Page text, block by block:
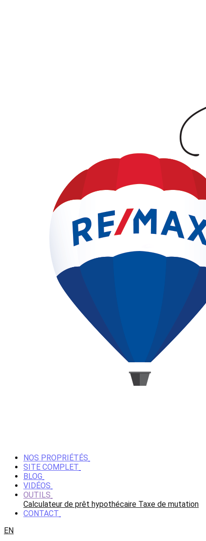
NOS PROPRIÉTÉS
SITE COMPLET
BLOG
VIDÉOS
OUTILS
Calculateur de prêt hypothécaire Taxe de mutation
CONTACT
EN